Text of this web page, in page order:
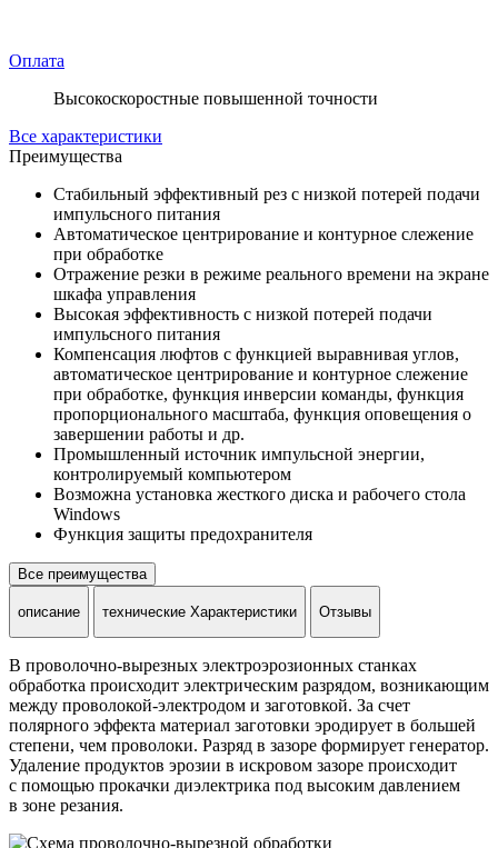
Оплата
Высокоскоростные повышенной точности
Все характеристики
Преимущества
Стабильный эффективный рез с низкой потерей подачи
импульсного питания
Автоматическое центрирование и контурное слежение
при обработке
Отражение резки в режиме реального времени на экране
шкафа управления
Высокая эффективность с низкой потерей подачи
импульсного питания
Компенсация люфтов с функцией выравнивая углов,
автоматическое центрирование и контурное слежение
при обработке, функция инверсии команды, функция
пропорционального масштаба, функция оповещения о
завершении работы и др.
Промышленный источник импульсной энергии,
контролируемый компьютером
Возможна установка жесткого диска и рабочего стола
Windows
Функция защиты предохранителя
Все преимущества
описание технические Характеристики Отзывы
В проволочно-вырезных электроэрозионных станках
обработка происходит электрическим разрядом, возникающим
между проволокой-электродом и заготовкой. За счет
полярного эффекта материал заготовки эродирует в большей
степени, чем проволоки. Разряд в зазоре формирует генератор.
Удаление продуктов эрозии в искровом зазоре происходит
с помощью прокачки диэлектрика под высоким давлением
в зоне резания.